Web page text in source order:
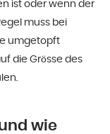
ist oder wenn der
muss bei
umgetopft
die Grösse des
wie